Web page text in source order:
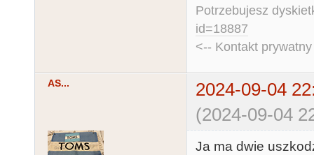
Potrzebujesz
id=18887
<-- Kontakt
AS...
2024-09-04
(2024-09-04
Ja ma dwie